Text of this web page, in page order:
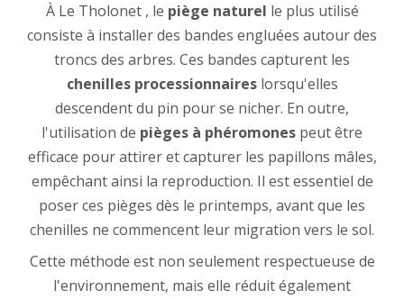
À Le Tholonet , le piège naturel le plus utilisé
consiste à installer des bandes engluées autour des
troncs des arbres. Ces bandes capturent les
chenilles processionnaireslorsqu'elles
descendent du pin pour se nicher. En outre,
l'utilisation de pièges à phéromones peut être
efficace pour attirer et capturer les papillons mâles,
empêchant ainsi la reproduction. Il est essentiel de
poser ces pièges dès le printemps, avant que les
chenilles ne commencent leur migration vers le sol.
Cette méthode est non seulement respectueuse de
l'environnement, mais elle réduit également